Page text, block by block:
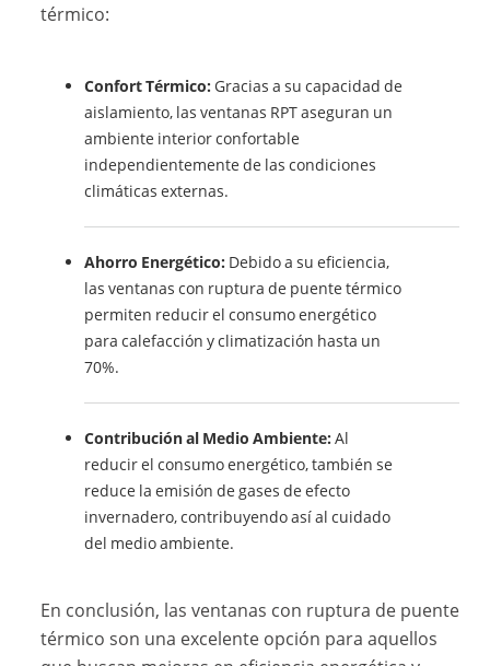
térmico:
Confort Térmico: Gracias a su capacidad de
aislamiento, las ventanas RPT aseguran un
ambiente interior confortable
independientemente de las condiciones
climáticas externas.
Ahorro Energético: Debido a su eficiencia,
las ventanas con ruptura de puente térmico
permiten reducir el consumo energético
para calefacción y climatización hasta un
70%.
Contribución al Medio Ambiente: Al
reducir el consumo energético, también se
reduce la emisión de gases de efecto
invernadero, contribuyendo así al cuidado
del medio ambiente.
En conclusión, las ventanas con ruptura de puente
térmico son una excelente opción para aquellos